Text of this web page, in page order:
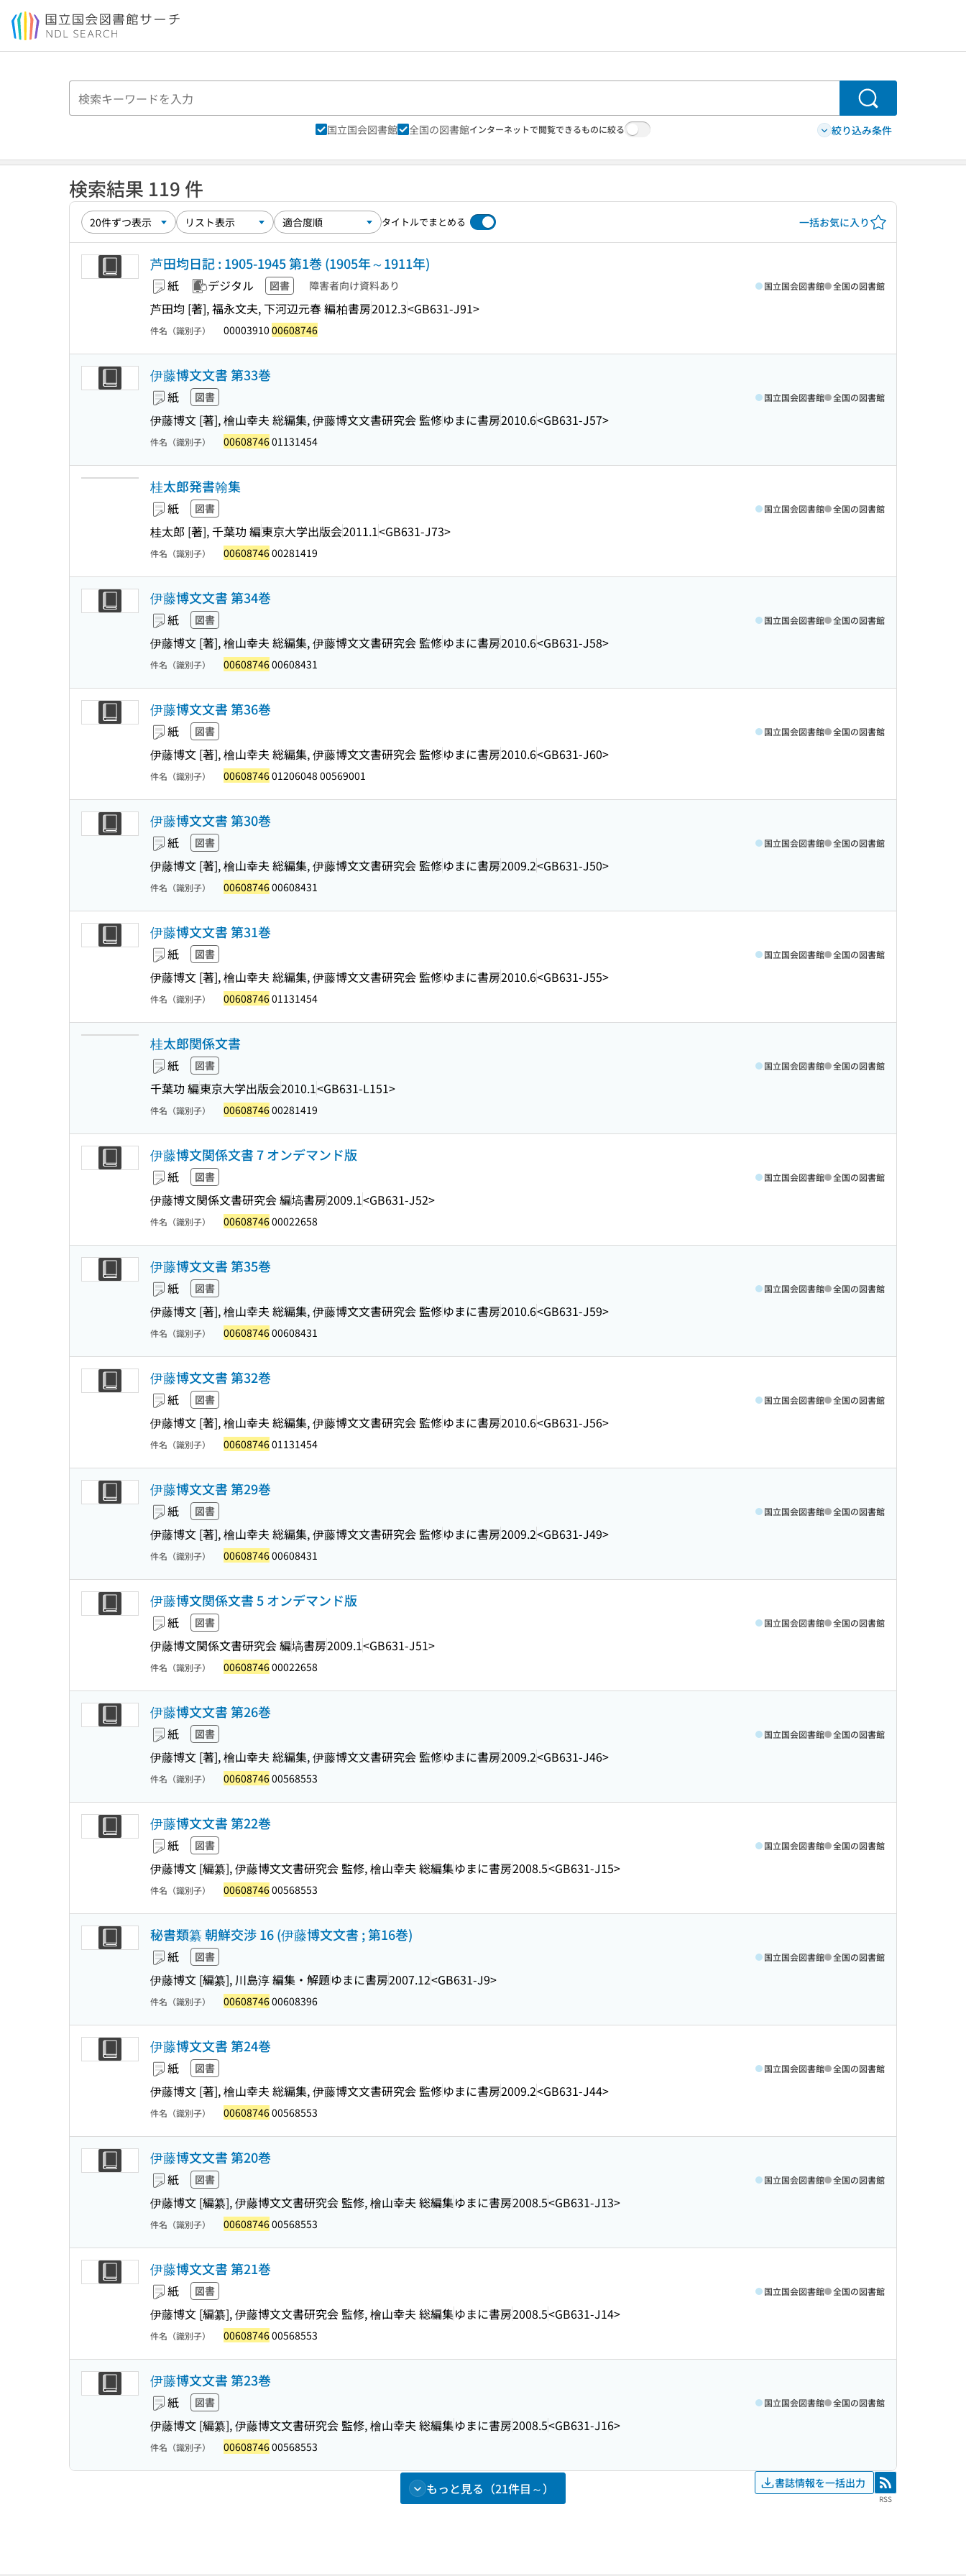
本文へ移動
検索
国立国会図書館 全国の図書館インターネットで閲覧できるものに絞る 絞り込み条件
検索結果 119 件
タイトルでまとめる 一括お気に入り
芦田均日記 : 1905-1945 第1巻 (1905年～1911年)
紙 デジタル 図書 障害者向け資料あり
芦田均 [著], 福永文夫, 下河辺元春 編柏書房2012.3<GB631-J91>
国立国会図書館 全国の図書館
件名（識別子） 00003910 00608746
伊藤博文文書 第33巻
紙 図書
伊藤博文 [著], 檜山幸夫 総編集, 伊藤博文文書研究会 監修ゆまに書房2010.6<GB631-J57>
国立国会図書館 全国の図書館
件名（識別子） 0060874601131454
桂太郎発書翰集
紙 図書
桂太郎 [著], 千葉功 編東京大学出版会2011.1<GB631-J73>
国立国会図書館 全国の図書館
件名（識別子） 0060874600281419
伊藤博文文書 第34巻
紙 図書
伊藤博文 [著], 檜山幸夫 総編集, 伊藤博文文書研究会 監修ゆまに書房2010.6<GB631-J58>
国立国会図書館 全国の図書館
件名（識別子） 0060874600608431
伊藤博文文書 第36巻
紙 図書
伊藤博文 [著], 檜山幸夫 総編集, 伊藤博文文書研究会 監修ゆまに書房2010.6<GB631-J60>
国立国会図書館 全国の図書館
件名（識別子） 0060874601206048 00569001
伊藤博文文書 第30巻
紙 図書
伊藤博文 [著], 檜山幸夫 総編集, 伊藤博文文書研究会 監修ゆまに書房2009.2<GB631-J50>
国立国会図書館 全国の図書館
件名（識別子） 0060874600608431
伊藤博文文書 第31巻
紙 図書
伊藤博文 [著], 檜山幸夫 総編集, 伊藤博文文書研究会 監修ゆまに書房2010.6<GB631-J55>
国立国会図書館 全国の図書館
件名（識別子） 0060874601131454
桂太郎関係文書
紙 図書
千葉功 編東京大学出版会2010.1<GB631-L151>
国立国会図書館 全国の図書館
件名（識別子） 0060874600281419
伊藤博文関係文書 7 オンデマンド版
紙 図書
伊藤博文関係文書研究会 編塙書房2009.1<GB631-J52>
国立国会図書館 全国の図書館
件名（識別子） 0060874600022658
伊藤博文文書 第35巻
紙 図書
伊藤博文 [著], 檜山幸夫 総編集, 伊藤博文文書研究会 監修ゆまに書房2010.6<GB631-J59>
国立国会図書館 全国の図書館
件名（識別子） 0060874600608431
伊藤博文文書 第32巻
紙 図書
伊藤博文 [著], 檜山幸夫 総編集, 伊藤博文文書研究会 監修ゆまに書房2010.6<GB631-J56>
国立国会図書館 全国の図書館
件名（識別子） 0060874601131454
伊藤博文文書 第29巻
紙 図書
伊藤博文 [著], 檜山幸夫 総編集, 伊藤博文文書研究会 監修ゆまに書房2009.2<GB631-J49>
国立国会図書館 全国の図書館
件名（識別子） 0060874600608431
伊藤博文関係文書 5 オンデマンド版
紙 図書
伊藤博文関係文書研究会 編塙書房2009.1<GB631-J51>
国立国会図書館 全国の図書館
件名（識別子） 0060874600022658
伊藤博文文書 第26巻
紙 図書
伊藤博文 [著], 檜山幸夫 総編集, 伊藤博文文書研究会 監修ゆまに書房2009.2<GB631-J46>
国立国会図書館 全国の図書館
件名（識別子） 0060874600568553
伊藤博文文書 第22巻
紙 図書
伊藤博文 [編纂], 伊藤博文文書研究会 監修, 檜山幸夫 総編集ゆまに書房2008.5<GB631-J15>
国立国会図書館 全国の図書館
件名（識別子） 0060874600568553
秘書類纂 朝鮮交渉 16 (伊藤博文文書 ; 第16巻)
紙 図書
伊藤博文 [編纂], 川島淳 編集・解題ゆまに書房2007.12<GB631-J9>
国立国会図書館 全国の図書館
件名（識別子） 0060874600608396
伊藤博文文書 第24巻
紙 図書
伊藤博文 [著], 檜山幸夫 総編集, 伊藤博文文書研究会 監修ゆまに書房2009.2<GB631-J44>
国立国会図書館 全国の図書館
件名（識別子） 0060874600568553
伊藤博文文書 第20巻
紙 図書
伊藤博文 [編纂], 伊藤博文文書研究会 監修, 檜山幸夫 総編集ゆまに書房2008.5<GB631-J13>
国立国会図書館 全国の図書館
件名（識別子） 0060874600568553
伊藤博文文書 第21巻
紙 図書
伊藤博文 [編纂], 伊藤博文文書研究会 監修, 檜山幸夫 総編集ゆまに書房2008.5<GB631-J14>
国立国会図書館 全国の図書館
件名（識別子） 0060874600568553
伊藤博文文書 第23巻
紙 図書
伊藤博文 [編纂], 伊藤博文文書研究会 監修, 檜山幸夫 総編集ゆまに書房2008.5<GB631-J16>
国立国会図書館 全国の図書館
件名（識別子） 0060874600568553
もっと見る（21件目～） 書誌情報を一括出力 RSS
RSS